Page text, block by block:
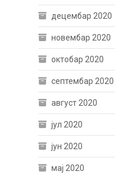
децембар 2020
новембар 2020
октобар 2020
септембар 2020
август 2020
јул 2020
јун 2020
мај 2020